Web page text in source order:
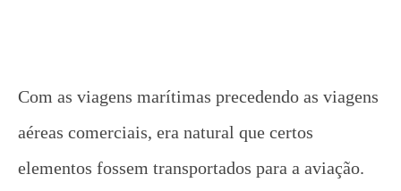
Com as viagens marítimas precedendo as viagens
aéreas comerciais, era natural que certos
elementos fossem transportados para a aviação.